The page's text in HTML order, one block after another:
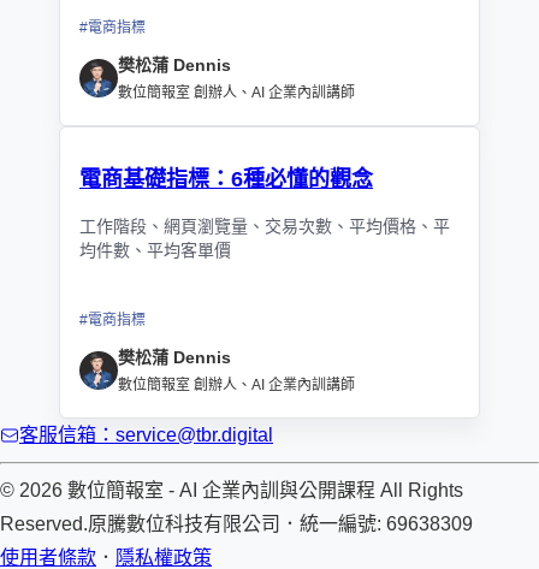
#電商指標
樊松蒲 Dennis
數位簡報室 創辦人、AI 企業內訓講師
電商基礎指標：6種必懂的觀念
工作階段、網頁瀏覽量、交易次數、平均價格、平
均件數、平均客單價
#電商指標
樊松蒲 Dennis
數位簡報室 創辦人、AI 企業內訓講師
客服信箱：service@tbr.digital
© 2026 數位簡報室 - AI 企業內訓與公開課程 All Rights
Reserved.原騰數位科技有限公司 ． 統一編號: 69638309
使用者條款 ． 隱私權政策